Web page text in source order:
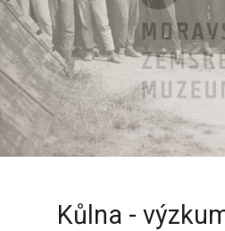
Kůlna -